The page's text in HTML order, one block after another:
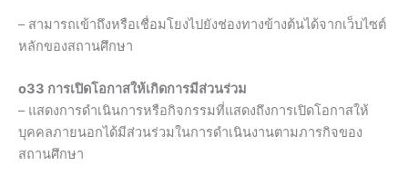
– สามารถเข้าถึงหรือเชื่อมโยงไปยังช่องทางข้างต้นได้จากเว็บไซต์
หลักของสถานศึกษา
o33 การเปิดโอกาสให้เกิดการมีส่วนร่วม
– แสดงการดำเนินการหรือกิจกรรมที่แสดงถึงการเปิดโอกาสให้
บุคคลภายนอกได้มีส่วนร่วมในการดำเนินงานตามภารกิจของ
สถานศึกษา